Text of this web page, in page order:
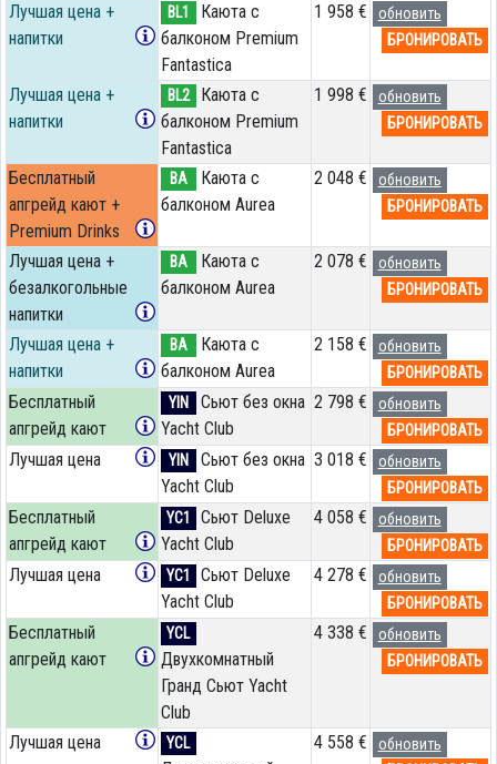
Лучшая цена +
напитки
BL1
Каюта с
балконом Premium
Fantastica
1 958 €
обновить
БРОНИРОВАТЬ
Лучшая цена +
напитки
BL2
Каюта с
балконом Premium
Fantastica
1 998 €
обновить
БРОНИРОВАТЬ
Бесплатный
апгрейд кают +
Premium Drinks
BA
Каюта с
балконом Aurea
2 048 €
обновить
БРОНИРОВАТЬ
Лучшая цена +
безалкогольные
напитки
BA
Каюта с
балконом Aurea
2 078 €
обновить
БРОНИРОВАТЬ
Лучшая цена +
напитки
BA
Каюта с
балконом Aurea
2 158 €
обновить
БРОНИРОВАТЬ
Бесплатный
апгрейд кают
YIN
Сьют без окна
Yacht Club
2 798 €
обновить
БРОНИРОВАТЬ
Лучшая цена YIN
Сьют без окна
Yacht Club
3 018 €
обновить
БРОНИРОВАТЬ
Бесплатный
апгрейд кают
YC1
Сьют Deluxe
Yacht Club
4 058 €
обновить
БРОНИРОВАТЬ
Лучшая цена YC1
Сьют Deluxe
Yacht Club
4 278 €
обновить
БРОНИРОВАТЬ
Бесплатный
апгрейд кают
YCL
Двухкомнатный
Гранд Сьют Yacht
Club
4 338 €
обновить
БРОНИРОВАТЬ
Лучшая цена YCL 4 558 €
обновить